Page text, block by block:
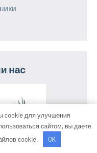
нас
cookie для улучшения
сайтом, вы даете
cookie.
OK